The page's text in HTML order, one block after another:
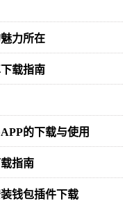
力所在
载指南
的下载与使用
指南
钱包插件下载